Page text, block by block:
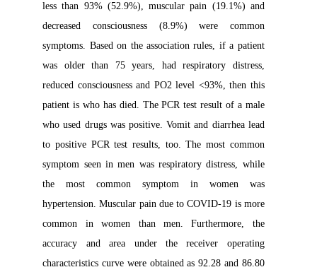
less than 93% (52.9%), muscular pain (19.1%) and
decreased consciousness (8.9%) were common
symptoms. Based on the association rules, if a patient
was older than 75 years, had respiratory distress,
reduced consciousness and PO2 level <93%, then this
patient is who has died. The PCR test result of a male
who used drugs was positive. Vomit and diarrhea lead
to positive PCR test results, too. The most common
symptom seen in men was respiratory distress, while
the most common symptom in women was
hypertension. Muscular pain due to COVID-19 is more
common in women than men. Furthermore, the
accuracy and area under the receiver operating
characteristics curve were obtained as 92.28 and 86.80